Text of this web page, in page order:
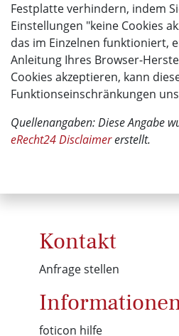
Festplatte verhindern, indem
Einstellungen "keine Cookies
das im Einzelnen funktioniert,
Anleitung Ihres Browser-
Cookies akzeptieren, kann
Funktionseinschränkungen
Quellenangaben: Diese Angabe
eRecht24 Disclaimererstellt.
Kontakt
Anfrage stellen
foticon hilfe